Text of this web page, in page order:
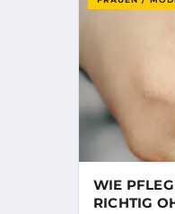
WIE
RICHTIG